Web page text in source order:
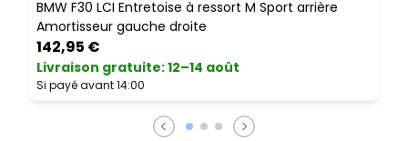
BMW F30 LCI Entretoise à ressort M Sport arrière
Amortisseur gauche droite
142,95 €
Livraison gratuite:12–14 août
Si payé avant 14:00